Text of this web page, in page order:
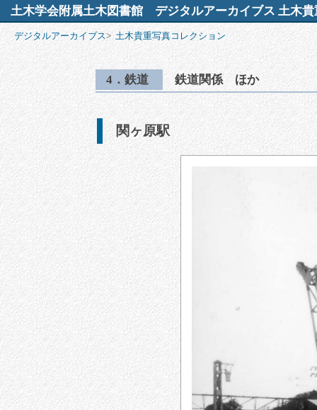
土木学会附属土木図書館 デジタルアーカイブス 土木貴
デジタルアーカイブス> 土木貴重写真コレクション
4．鉄道 鉄道関係 ほか
関ヶ原駅